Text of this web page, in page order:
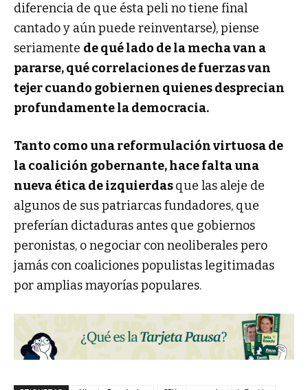
diferencia de que ésta peli no tiene final
cantado y aún puede reinventarse), piense
seriamente de qué lado de la mecha van a
pararse, qué correlaciones de fuerzas van
tejer cuando gobiernen quienes desprecian
profundamente la democracia.
Tanto como una reformulación virtuosa de
la coalición gobernante, hace falta una
nueva ética de izquierdasque las aleje de
algunos de sus patriarcas fundadores, que
preferían dictaduras antes que gobiernos
peronistas, o negociar con neoliberales pero
jamás con coaliciones populistas legitimadas
por amplias mayorías populares.